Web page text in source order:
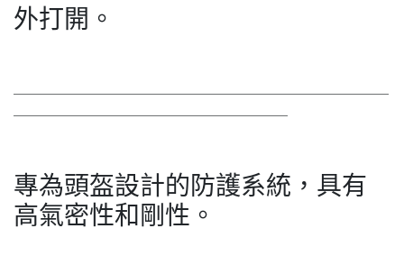
外打開。
專為頭盔設計的防護系統，具有
高氣密性和剛性。